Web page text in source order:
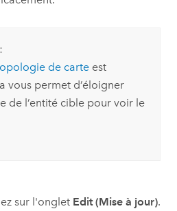
de carteest
vous permet d’éloigner
de l’entité cible pour voir le
sur l'onglet Edit (Mise à jour).